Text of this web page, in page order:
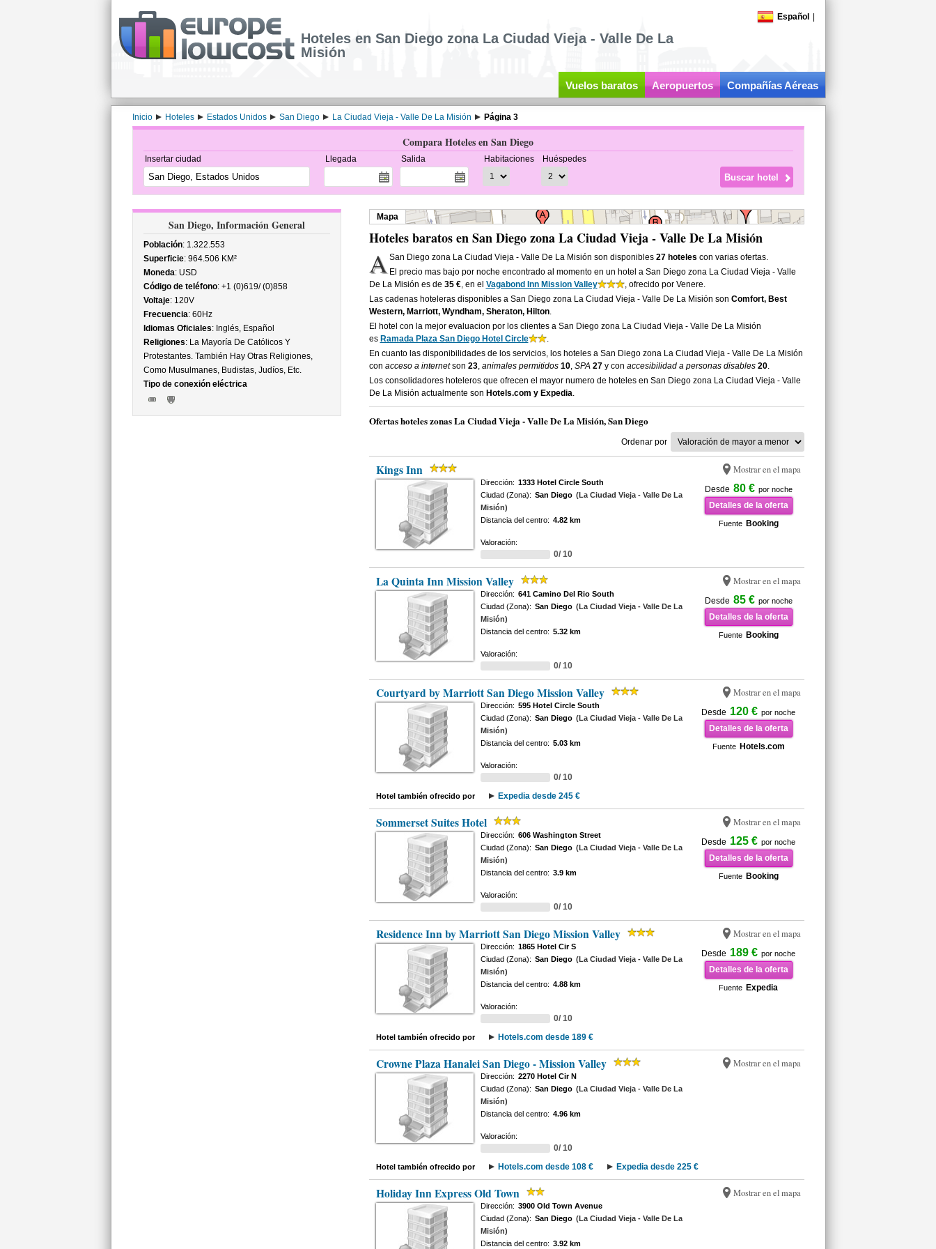
Español
Hoteles en San Diego zona La Ciudad Vieja - Valle De La
Misión
Vuelos baratos Aeropuertos Compañías Aéreas
Inicio Hoteles Estados Unidos San Diego La Ciudad Vieja - Valle De La Misión Página 3
Compara Hoteles en San Diego
Insertar ciudad Llegada Salida Habitaciones Huéspedes
San Diego, Información General
Población: 1.322.553
Superficie: 964.506 KM²
Moneda: USD
Código de teléfono: +1 (0)619/ (0)858
Voltaje: 120V
Frecuencia: 60Hz
Idiomas Oficiales: Inglés, Español
Religiones: La Mayoría De Católicos Y
Protestantes. También Hay Otras Religiones,
Como Musulmanes, Budistas, Judíos, Etc.
Tipo de conexión eléctrica
Mapa
Hoteles baratos en San Diego zona La Ciudad Vieja - Valle De La Misión
A San Diego zona La Ciudad Vieja - Valle De La Misión son disponibles27 hoteles con varias ofertas.
El precio mas bajo por noche encontrado al momento en un hotel a San Diego zona La Ciudad Vieja - Valle
De La Misión es de 35 €, en el Vagabond Inn Mission Valley
, ofrecido por Venere.
Las cadenas hoteleras disponibles a San Diego zona La Ciudad Vieja - Valle De La Misión son Comfort, Best
Western, Marriott, Wyndham, Sheraton, Hilton.
El hotel con la mejor evaluacion por los clientes a San Diego zona La Ciudad Vieja - Valle De La Misión
es Ramada Plaza San Diego Hotel Circle
.
En cuanto las disponibilidades de los servicios, los hoteles a San Diego zona La Ciudad Vieja - Valle De La Misión
con acceso a internetson 23, animales permitidos 10, SPA 27y con accesibilidad a personas disables 20.
Los consolidadores hoteleros que ofrecen el mayor numero de hoteles en San Diego zona La Ciudad Vieja - Valle
De La Misión actualmente son Hotels.com y Expedia.
Ofertas hoteles zonas La Ciudad Vieja - Valle De La Misión, San Diego
Ordenar por
Kings Inn Mostrar en el mapa
Desde 80 € por noche
Detalles de la oferta
Fuente Booking
Dirección: 1333 Hotel Circle South
Ciudad (Zona): San Diego (La Ciudad Vieja - Valle De La
Misión)
Distancia del centro: 4.82 km
Valoración:
0/ 10
La Quinta Inn Mission Valley Mostrar en el mapa
Desde 85 € por noche
Detalles de la oferta
Fuente Booking
Dirección: 641 Camino Del Rio South
Ciudad (Zona): San Diego (La Ciudad Vieja - Valle De La
Misión)
Distancia del centro: 5.32 km
Valoración:
0/ 10
Courtyard by Marriott San Diego Mission Valley Mostrar en el mapa
Desde 120 € por noche
Detalles de la oferta
Fuente Hotels.com
Dirección: 595 Hotel Circle South
Ciudad (Zona): San Diego (La Ciudad Vieja - Valle De La
Misión)
Distancia del centro: 5.03 km
Valoración:
0/ 10
Hotel también ofrecido por Expedia desde 245 €
Sommerset Suites Hotel Mostrar en el mapa
Desde 125 € por noche
Detalles de la oferta
Fuente Booking
Dirección: 606 Washington Street
Ciudad (Zona): San Diego (La Ciudad Vieja - Valle De La
Misión)
Distancia del centro: 3.9 km
Valoración:
0/ 10
Residence Inn by Marriott San Diego Mission Valley Mostrar en el mapa
Desde 189 € por noche
Detalles de la oferta
Fuente Expedia
Dirección: 1865 Hotel Cir S
Ciudad (Zona): San Diego (La Ciudad Vieja - Valle De La
Misión)
Distancia del centro: 4.88 km
Valoración:
0/ 10
Hotel también ofrecido por Hotels.com desde 189 €
Crowne Plaza Hanalei San Diego - Mission Valley Mostrar en el mapa
Dirección: 2270 Hotel Cir N
Ciudad (Zona): San Diego (La Ciudad Vieja - Valle De La
Misión)
Distancia del centro: 4.96 km
Valoración:
0/ 10
Hotel también ofrecido por Hotels.com desde 108 € Expedia desde 225 €
Holiday Inn Express Old Town Mostrar en el mapa
Dirección: 3900 Old Town Avenue
Ciudad (Zona): San Diego (La Ciudad Vieja - Valle De La
Misión)
Distancia del centro: 3.92 km